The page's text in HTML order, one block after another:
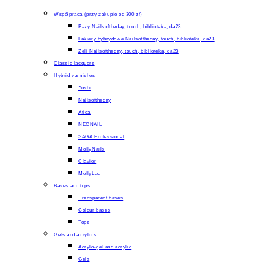
Współpraca (przy zakupie od 300 zł)
Bazy Nailsoftheday, touch, biblioteka, da23
Lakiery hybrydowe Nailsoftheday, touch, biblioteka, da23
Żeli Nailsoftheday, touch, biblioteka, da23
Classic lacquers
Hybrid varnishes
Yoshi
Nailsoftheday
Atica
NEONAIL
SAGA Professional
MollyNails
Clavier
MollyLac
Bases and tops
Transparent bases
Colour bases
Tops
Gels and acrylics
Acrylo-gel and acrylic
Gels